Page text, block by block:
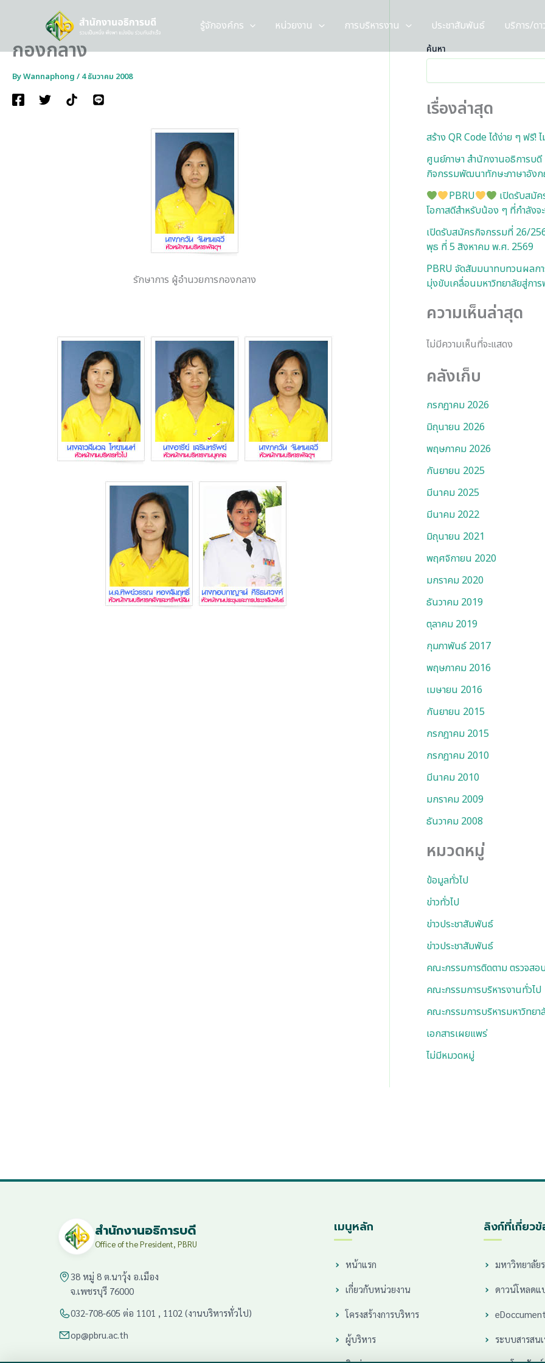
รู้จักองค์กร หน่วยงาน การบริหารงาน ประชาสัมพันธ์ บริการ/ด
กองกลาง
ByWannaphong / 4 ธันวาคม 2008
รักษาการ ผู้อำนวยการกองกลาง
ค้นหา
เรื่องล่าสุด
สร้าง QR Code ได้ง่าย ๆ ฟรี!
ศูนย์ภาษา สำนักงานอธิการบดี
กิจกรรมพัฒนาทักษะภาษาอังก
PBRU
เปิดรับสมั
โอกาสดีสำหรับน้อง ๆ ที่กำลังจ
เปิดรับสมัครกิจกรรมที่ 26/
พุธ ที่ 5 สิงหาคม พ.ศ. 2569
PBRU จัดสัมมนาทบทวนผลก
มุ่งขับเคลื่อนมหาวิทยาลัยสู่กา
ความเห็นล่าสุด
ไม่มีความเห็นที่จะแสดง
คลังเก็บ
กรกฎาคม 2026
มิถุนายน 2026
พฤษภาคม 2026
กันยายน 2025
มีนาคม 2025
มีนาคม 2022
มิถุนายน 2021
พฤศจิกายน 2020
มกราคม 2020
ธันวาคม 2019
ตุลาคม 2019
กุมภาพันธ์ 2017
พฤษภาคม 2016
เมษายน 2016
กันยายน 2015
กรกฎาคม 2015
กรกฎาคม 2010
มีนาคม 2010
มกราคม 2009
ธันวาคม 2008
หมวดหมู่
ข้อมูลทั่วไป
ข่าวทั่วไป
ข่าวประชาสัมพันธ์
ข่าวประชาสัมพันธ์
คณะกรรมการติดตาม ตรวจสอ
คณะกรรมการบริหารงานทั่วไป
คณะกรรมการบริหารมหาวิทยา
เอกสารเผยแพร่
ไม่มีหมวดหมู่
สำนักงานอธิการบดี
Office of the President, PBRU
38 หมู่ 8 ต.นาวุ้ง อ.เมือง
จ.เพชรบุรี 76000
032-708-605 ต่อ 1101 , 1102 (งานบริหารทั่วไป)
op@pbru.ac.th
เมนูหลัก
หน้าแรก
เกี่ยวกับหน่วยงาน
โครงสร้างการบริหาร
ผู้บริหาร
ลิงก์ที่เกี่ยว
มหาวิทยาลัย
ดาวน์โหลด
eDoccument
ระบบสารสน